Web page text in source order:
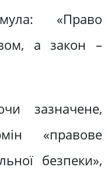
«Право
а закон –
зазначене,
«правове
безпеки»,